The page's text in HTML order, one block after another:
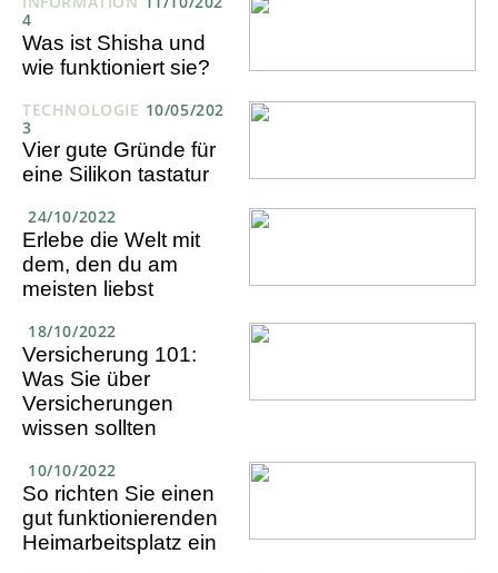
4
Was ist Shisha und
wie funktioniert sie?
TECHNOLOGIE 10/05/202
3
Vier gute Gründe für
eine Silikon tastatur
24/10/2022
Erlebe die Welt mit
dem, den du am
meisten liebst
18/10/2022
Versicherung 101:
Was Sie über
Versicherungen
wissen sollten
10/10/2022
So richten Sie einen
gut funktionierenden
Heimarbeitsplatz ein